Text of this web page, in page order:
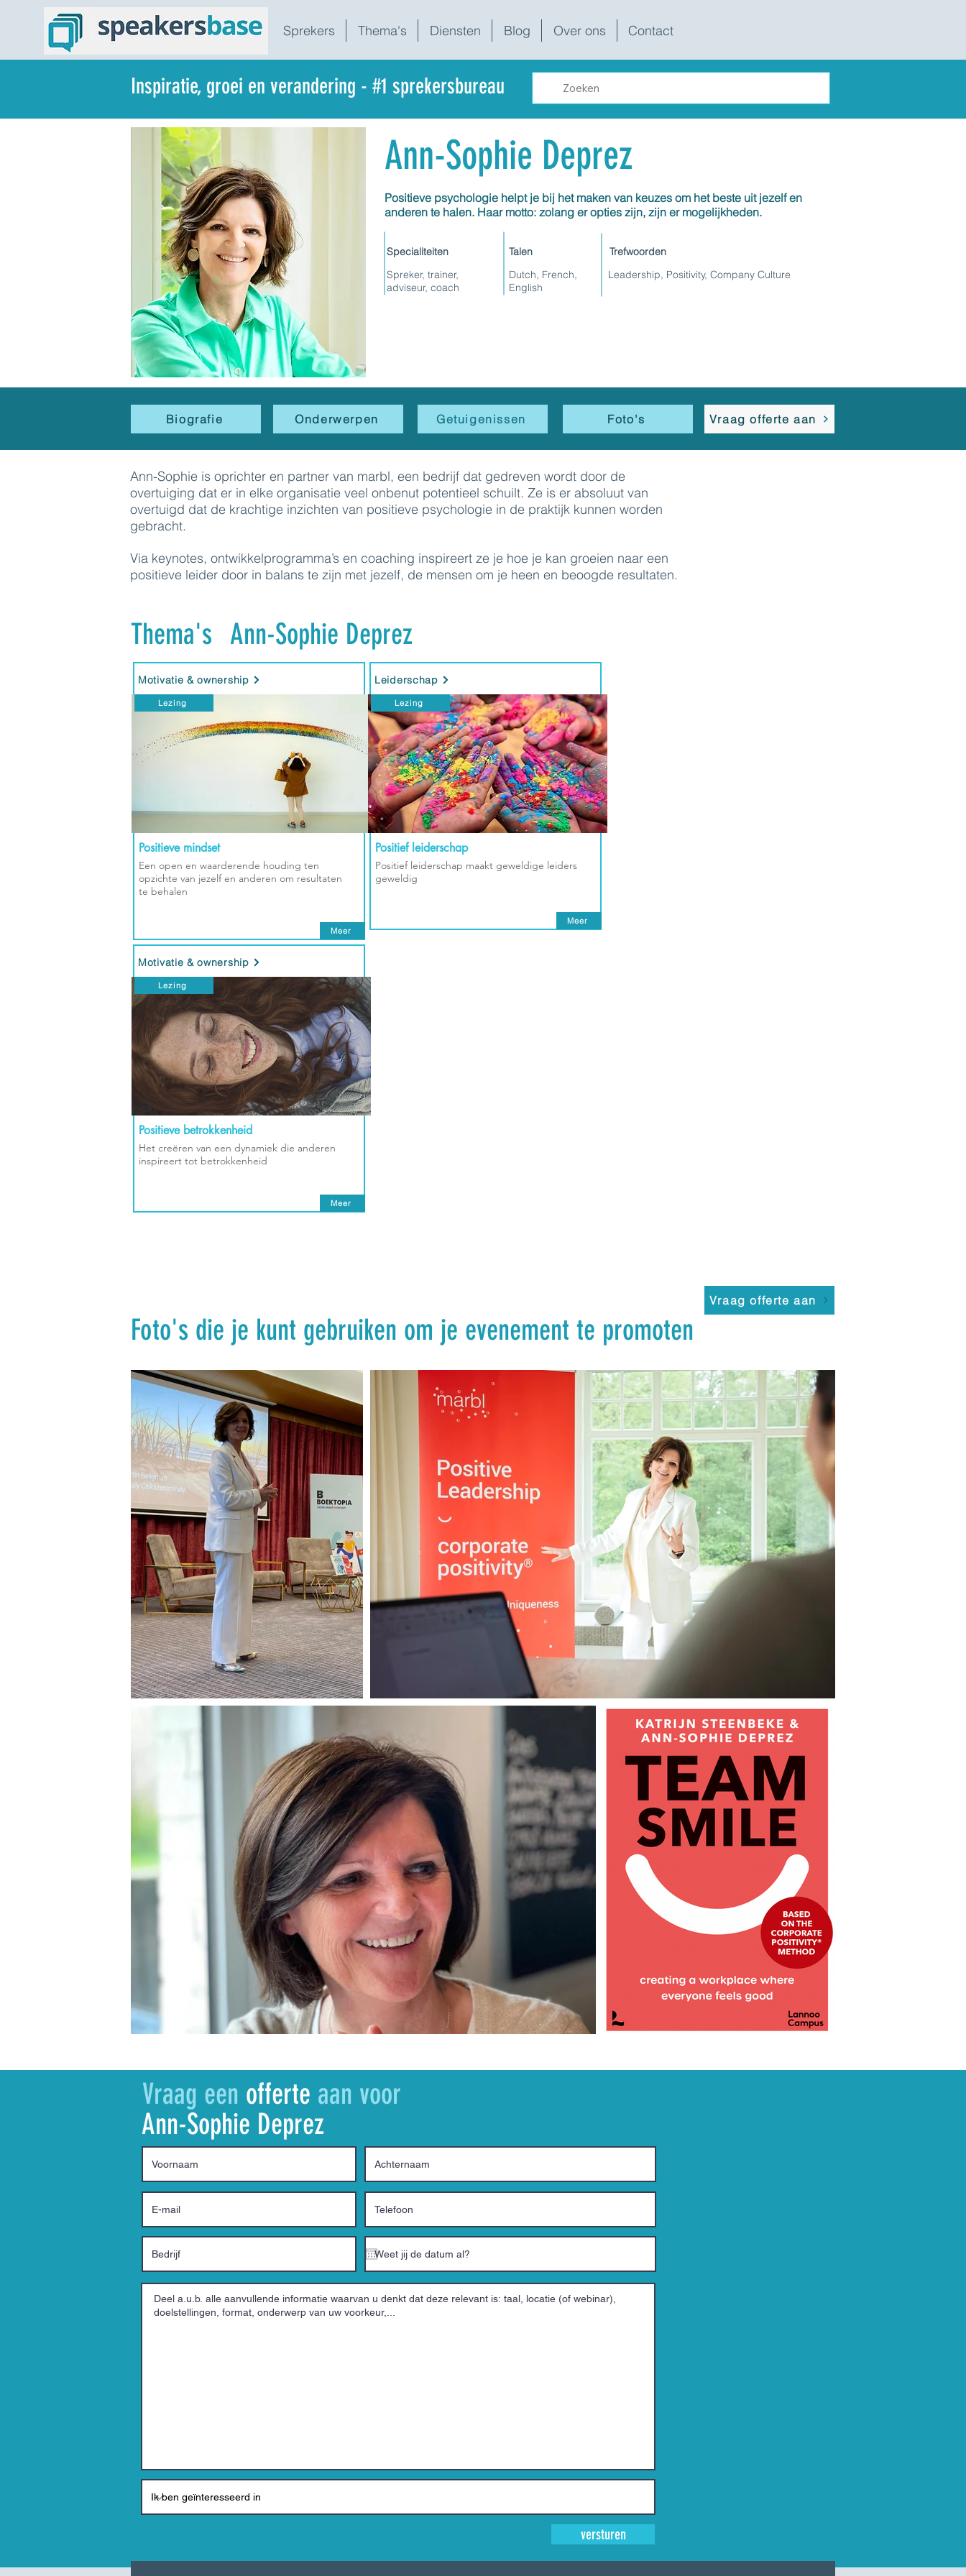
Sprekers Thema's Diensten Blog Over ons Contact
Ann-Sophie Deprez
Positieve psychologie helpt je bij het maken van keuzes om het beste uit jezelf en
anderen te halen. Haar motto: zolang er opties zijn, zijn er mogelijkheden.
Specialiteiten Talen
Trefwoorden
Spreker, trainer,
adviseur, coach
Dutch, French,
English
Leadership, Positivity, Company Culture
Biografie Onderwerpen Getuigenissen Foto's Vraag offerte aan
Ann-Sophie is oprichter en partner van marbl, een bedrijf dat gedreven wordt door de
overtuiging dat er in elke organisatie veel onbenut potentieel schuilt. Ze is er absoluut van
overtuigd dat de krachtige inzichten van positieve psychologie in de praktijk kunnen worden
gebracht.
Via keynotes, ontwikkelprogramma’s en coaching inspireert ze je hoe je kan groeien naar een
positieve leider door in balans te zijn met jezelf, de mensen om je heen en beoogde resultaten.
Thema's Ann-Sophie Deprez
Motivatie & ownership
Lezing
Positieve mindset
Een open en waarderende houding ten
opzichte van jezelf en anderen om resultaten
te behalen
Meer
Leiderschap
Lezing
Positief leiderschap
Positief leiderschap maakt geweldige leiders
geweldig
Meer
Motivatie & ownership
Lezing
Positieve betrokkenheid
Het creëren van een dynamiek die anderen
inspireert tot betrokkenheid
Meer
Foto's die je kunt gebruiken om je evenement te promoten
Vraag offerte aan
Vraag een offerte aan voor
Ann-Sophie Deprez
versturen
Inspiratie, groei en verandering - #1 sprekersbureau